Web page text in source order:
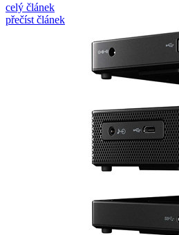
celý článek
přečíst článek